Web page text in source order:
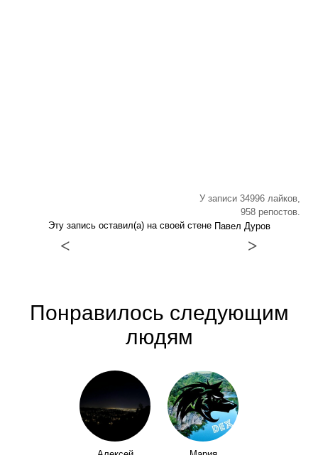
У записи 34996 лайков,
958 репостов.
Эту запись оставил(а) на своей стене Павел Дуров
< >
Понравилось следующим
людям